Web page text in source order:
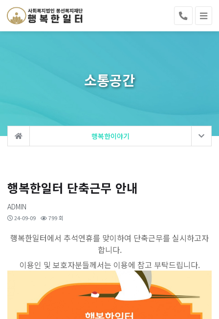
소통공간
행복한이야기
행복한일터 단축근무 안내
ADMIN
24-09-09 799 회
행복한일터에서 추석연휴를 맞이하여 단축근무를 실시하고자
합니다.
이용인 및 보호자분들께서는 이용에 참고 부탁드립니다.